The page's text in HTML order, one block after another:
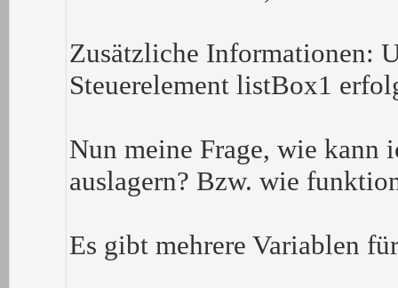
Zusätzliche Informationen:
Steuerelement listBox1
Nun meine Frage, wie kann
auslagern? Bzw. wie
Es gibt mehrere Variablen